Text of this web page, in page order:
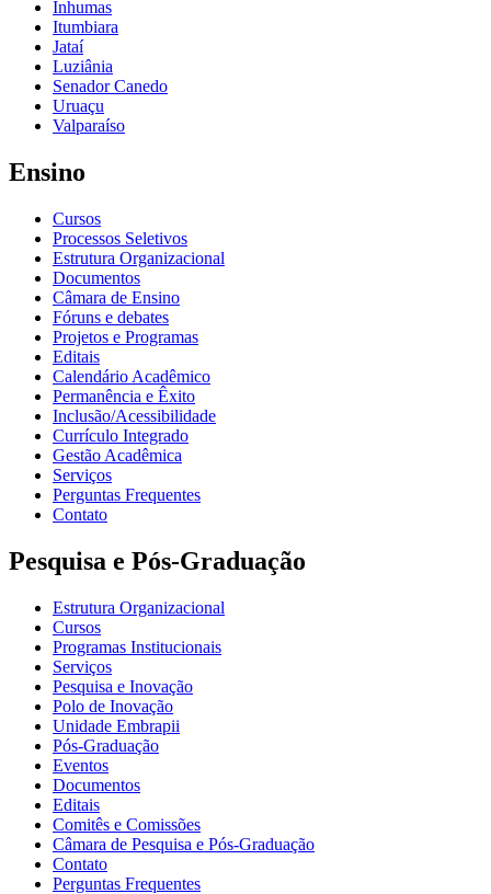
Inhumas
Itumbiara
Jataí
Luziânia
Senador Canedo
Uruaçu
Valparaíso
Ensino
Cursos
Processos Seletivos
Estrutura Organizacional
Documentos
Câmara de Ensino
Fóruns e debates
Projetos e Programas
Editais
Calendário Acadêmico
Permanência e Êxito
Inclusão/Acessibilidade
Currículo Integrado
Gestão Acadêmica
Serviços
Perguntas Frequentes
Contato
Pesquisa e Pós-Graduação
Estrutura Organizacional
Cursos
Programas Institucionais
Serviços
Pesquisa e Inovação
Polo de Inovação
Unidade Embrapii
Pós-Graduação
Eventos
Documentos
Editais
Comitês e Comissões
Câmara de Pesquisa e Pós-Graduação
Contato
Perguntas Frequentes